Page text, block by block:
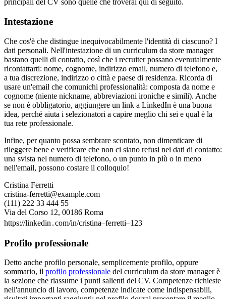
principali del CV sono quelle che troverai qui di seguito.
Intestazione
Che cos'è che distingue inequivocabilmente l'identità di ciascuno? I
dati personali. Nell'intestazione di un curriculum da store manager
bastano quelli di contatto, così che i recruiter possano evenutalmente
ricontattarti: nome, cognome, indirizzo email, numero di telefono e,
a tua discrezione, indirizzo o città e paese di residenza. Ricorda di
usare un'email che comunichi professionalità: composta da nome e
cognome (niente nickname, abbreviazioni ironiche e simili). Anche
se non è obbligatorio, aggiungere un link a LinkedIn è una buona
idea, perché aiuta i selezionatori a capire meglio chi sei e qual è la
tua rete professionale.
Infine, per quanto possa sembrare scontato, non dimenticare di
rileggere bene e verificare che non ci siano refusi nei dati di contatto:
una svista nel numero di telefono, o un punto in più o in meno
nell'email, possono costare il colloquio!
Cristina Ferretti
cristina-ferretti@example.com
(111) 222 33 444 55
Via del Corso 12, 00186 Roma
https://linkedin․com/in/cristina–ferretti–123
Profilo professionale
Detto anche profilo personale, semplicemente profilo, oppure
sommario, il profilo professionale del curriculum da store manager è
la sezione che riassume i punti salienti del CV. Competenze richieste
nell'annuncio di lavoro, competenze indicate come indispensabili,